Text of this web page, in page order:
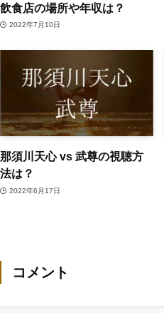
飲食店の場所や年収は？
2022年7月10日
那須川天心 vs 武尊の視聴方
法は？
2022年6月17日
コメント